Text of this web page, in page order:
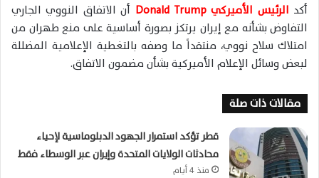
أكد الرئيس الأميركي Donald Trump
أن الاتفاق النووي الجاري
التفاوض بشأنه مع إيران يرتكز بصورة أساسية على منع طهران من
امتلاك سلاح نووي، منتقداً ما وصفه بالتغطية الإعلامية المضللة
لبعض وسائل الإعلام الأميركية بشأن مضمون الاتفاق.
مقالات ذات صلة
قطر تؤكد استمرار الجهود الدبلوماسية لإحياء
محادثات الولايات المتحدة وإيران عبر الوسطاء فقط
منذ 4 أيام